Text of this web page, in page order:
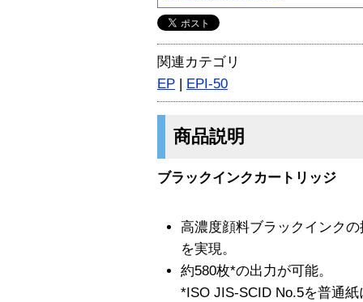
関連カテゴリ
EP | EPI-50
商品説明
ブラックインクカートリッジ
高濃度顔料ブラックインク
を実現。
約580枚*の出力が可能。
*ISO JIS-SCID No.5を普通